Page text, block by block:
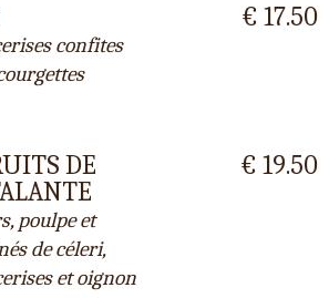
confites
€ 17.50
DE
poulpe et
de céleri,
et oignon
€ 19.50